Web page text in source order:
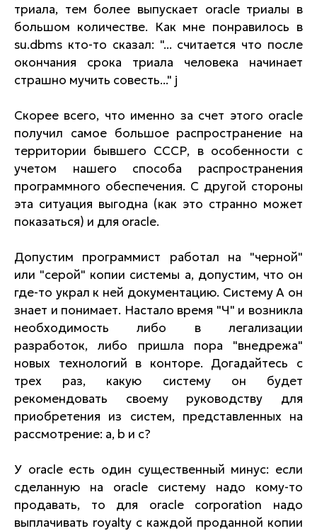
триала, тем более выпускает oracle триалы в
большом количестве. Как мне понравилось в
su.dbms кто-то сказал: "... считается что после
окончания срока триала человека начинает
страшно мучить совесть..." j
Скорее всего, что именно за счет этого oracle
получил самое большое распространение на
территории бывшего СССР, в особенности с
учетом нашего способа распространения
программного обеспечения. С другой стороны
эта ситуация выгодна (как это странно может
показаться) и для oracle.
Допустим программист работал на "черной"
или "серой" копии системы a, допустим, что он
где-то украл к ней документацию. Систему А он
знает и понимает. Настало время "Ч" и возникла
необходимость либо в легализации
разработок, либо пришла пора "внедрежа"
новых технологий в конторе. Догадайтесь с
трех раз, какую систему он будет
рекомендовать своему руководству для
приобретения из систем, представленных на
рассмотрение: a, b и c?
У oracle есть один существенный минус: если
сделанную на oracle систему надо кому-то
продавать, то для oracle corporation надо
выплачивать royalty с каждой проданной копии